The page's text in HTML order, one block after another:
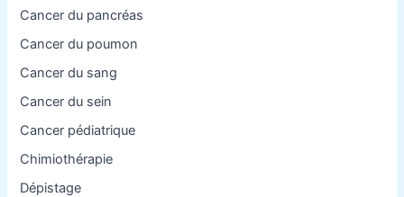
Cancer du pancréas
Cancer du poumon
Cancer du sang
Cancer du sein
Cancer pédiatrique
Chimiothérapie
Dépistage